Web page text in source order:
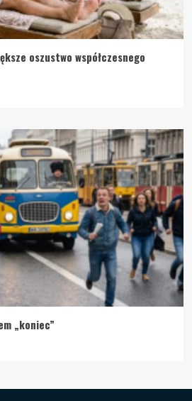
oszustwo współczesnego
„koniec”